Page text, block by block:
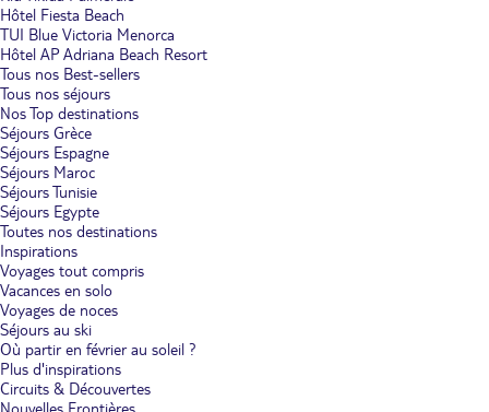
Hôtel Fiesta Beach
TUI Blue Victoria Menorca
Hôtel AP Adriana Beach Resort
Tous nos Best-sellers
Tous nos séjours
Nos Top destinations
Séjours Grèce
Séjours Espagne
Séjours Maroc
Séjours Tunisie
Séjours Egypte
Toutes nos destinations
Inspirations
Voyages tout compris
Vacances en solo
Voyages de noces
Séjours au ski
Où partir en février au soleil ?
Plus d'inspirations
Circuits & Découvertes